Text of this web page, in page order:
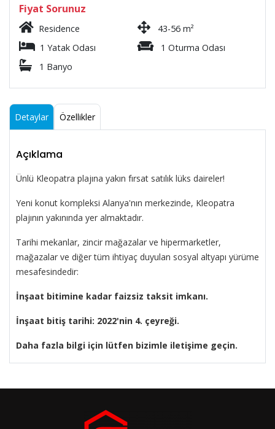
Fiyat Sorunuz
Residence
43-56 m²
1 Yatak Odası
1 Oturma Odası
1 Banyo
Detaylar Özellikler
Açıklama
Ünlü Kleopatra plajına yakın fırsat satılık lüks daireler!
Yeni konut kompleksi Alanya'nın merkezinde, Kleopatra
plajının yakınında yer almaktadır.
Tarihi mekanlar, zincir mağazalar ve hipermarketler,
mağazalar ve diğer tüm ihtiyaç duyulan sosyal altyapı yürüme
mesafesindedir:
İnşaat bitimine kadar faizsiz taksit imkanı.
İnşaat bitiş tarihi: 2022'nin 4. çeyreği.
Daha fazla bilgi için lütfen bizimle iletişime geçin.